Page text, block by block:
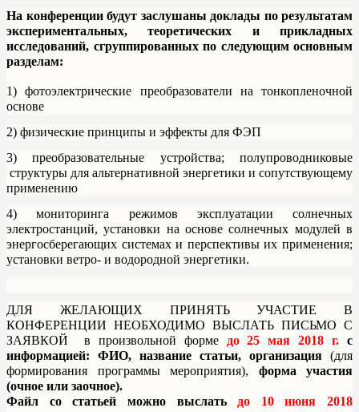
На конференции будут заслушаны доклады по результатам
экспериментальных, теоретических и прикладных
исследований, сгруппированных по следующим основным
разделам:
1) фотоэлектрические преобразователи на тонкопленочной
основе
2) физические принципы и эффекты для ФЭП
3) преобразовательные устройства; полупроводниковые
структуры для альтернативной энергетики и сопутствующему
применению
4) мониторинга режимов эксплуатации солнечных
электростанций, установки на основе солнечных модулей в
энергосберегающих системах и перспективы их применения;
установки ветро- и водородной энергетики.
ДЛЯ ЖЕЛАЮЩИХ ПРИНЯТЬ УЧАСТИЕ В
КОНФЕРЕНЦИИ НЕОБХОДИМО ВЫСЛАТЬ ПИСЬМО С
ЗАЯВКОЙ в произвольной форме до 25 мая 2018 г. с
информацией: ФИО, название статьи, организация (для
формирования программы мероприятия), форма участия
(очное или заочное).
Файл со статьей можно выслатьдо 10 июня 2018